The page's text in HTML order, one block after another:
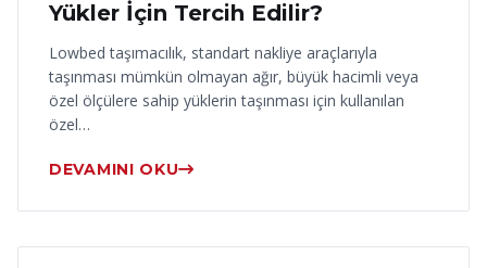
Yükler İçin Tercih Edilir?
Lowbed taşımacılık, standart nakliye araçlarıyla
taşınması mümkün olmayan ağır, büyük hacimli veya
özel ölçülere sahip yüklerin taşınması için kullanılan
özel…
DEVAMINI OKU